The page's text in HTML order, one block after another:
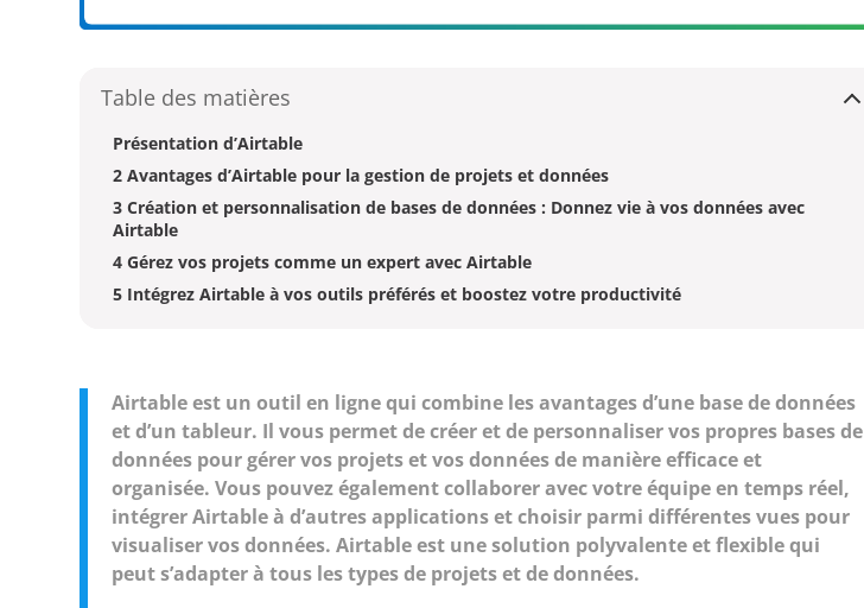
Table des matières
Présentation d’Airtable
2 Avantages d’Airtable pour la gestion de projets et données
3 Création et personnalisation de bases de données : Donnez vie à vos données avec
Airtable
4 Gérez vos projets comme un expert avec Airtable
5 Intégrez Airtable à vos outils préférés et boostez votre productivité
Airtable est un outil en ligne qui combine les avantages d’une base de données
et d’un tableur. Il vous permet de créer et de personnaliser vos propres bases de
données pour gérer vos projets et vos données de manière efficace et
organisée. Vous pouvez également collaborer avec votre équipe en temps réel,
intégrer Airtable à d’autres applications et choisir parmi différentes vues pour
visualiser vos données. Airtable est une solution polyvalente et flexible qui
peut s’adapter à tous les types de projets et de données.